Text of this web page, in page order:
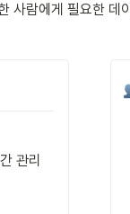
사람에게 필요한 데
관리